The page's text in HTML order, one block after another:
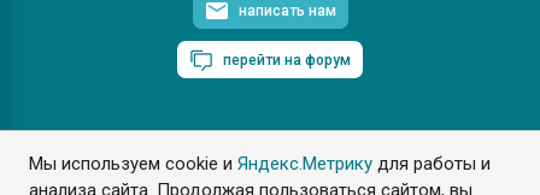
Мы используем cookie иЯндекс.Метрику для работы и
анализа сайта. Продолжая пользоваться сайтом, вы
написать нам
перейти на форум
ПластЭксперт © 2006. Все права защищены
Разрешается копирование материалов сайта с обязательной